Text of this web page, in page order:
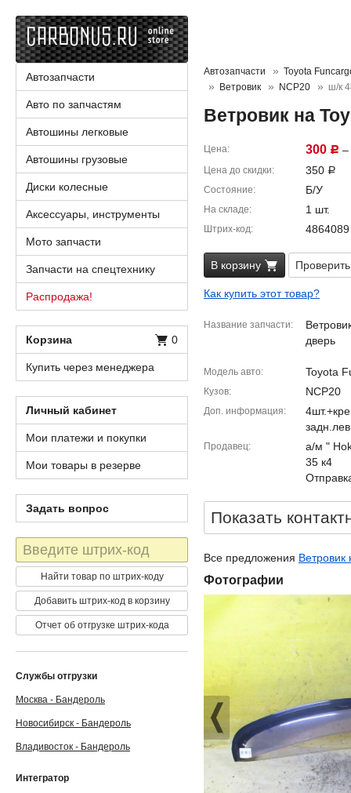
Автозапчасти
Toyota
Ветровик
NCP20 ш/к
Ветровик на
Цена 300 Р –
Цена до скидки 350 Р
Состояние Б/У
На складе 1 шт.
Штрих-код 4864089
В корзину
Как купить этот товар?
Название запчасти
дверь
Модель авто Toyota
Кузов NCP20
Доп. информация
Продавец
а/м "
35 к4
Показать
Все предложения Ветровик
Фотографии
Автозапчасти
Авто по запчастям
Автошины легковые
Автошины грузовые
Диски колесные
Аксессуары, инструменты
Мото запчасти
Запчасти на спецтехнику
Распродажа!
Корзина 0
Купить через менеджера
Личный кабинет
Мои платежи и покупки
Мои товары в резерве
Задать вопрос
Штрих-
код
Найти товар по штрих-коду
Добавить штрих-код в корзину
Отчет об отгрузке штрих-кода
Службы отгрузки
Москва - Бандероль
Новосибирск - Бандероль
Владивосток - Бандероль
Интегратор